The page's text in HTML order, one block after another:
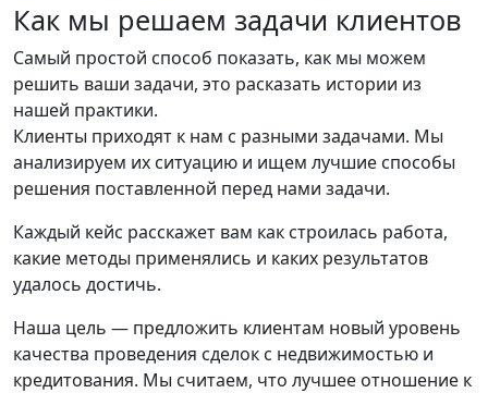
Как мы решаем задачи клиентов
Самый простой способ показать, как мы можем
решить ваши задачи, это расказать истории из
нашей практики.
Клиенты приходят к нам с разными задачами. Мы
анализируем их ситуацию и ищем лучшие способы
решения поставленной перед нами задачи.
Каждый кейс расскажет вам как строилась работа,
какие методы применялись и каких результатов
удалось достичь.
Наша цель — предложить клиентам новый уровень
качества проведения сделок с недвижимостью и
кредитования. Мы считаем, что лучшее отношение к